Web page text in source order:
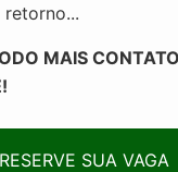
MAIS
RESERVE SUA VAGA